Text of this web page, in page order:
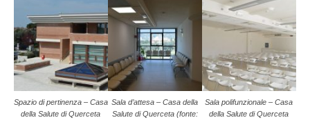
Spazio di pertinenza – Casa
della Salute di Querceta
Sala d’attesa – Casa della
Salute di Querceta (fonte:
Sala polifunzionale – Casa
della Salute di Querceta